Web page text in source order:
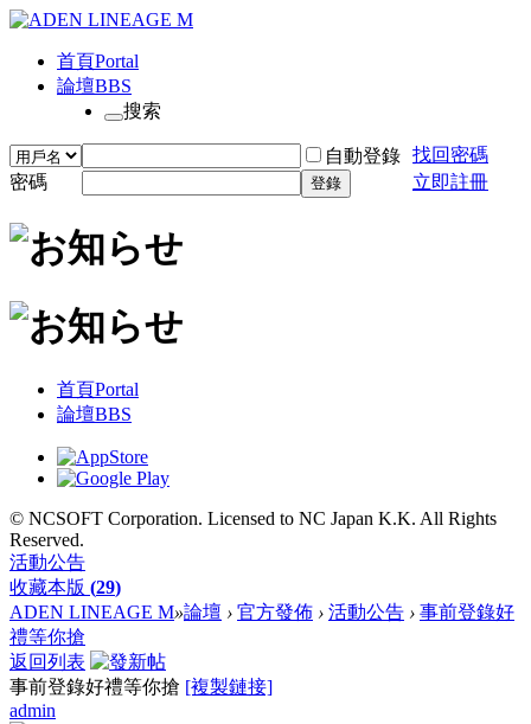
首頁Portal
論壇BBS
搜索
自動登錄 找回密碼
密碼
登錄 立即註冊
首頁Portal
論壇BBS
© NCSOFT Corporation. Licensed to NC Japan K.K. All Rights
Reserved.
活動公告
收藏本版 (29)
ADEN LINEAGE M»論壇 › 官方發佈 › 活動公告 › 事前登錄好
禮等你搶
返回列表
事前登錄好禮等你搶 [複製鏈接]
admin